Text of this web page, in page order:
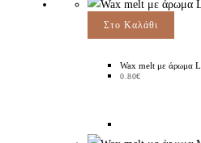
Στο Καλάθι
Wax melt με άρωμα
0.80€